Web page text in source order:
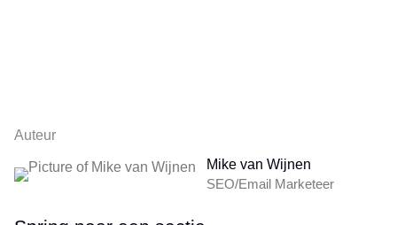
Auteur
Mike van Wijnen
SEO/Email Marketeer